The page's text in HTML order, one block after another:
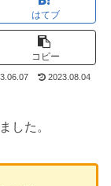
はてブ
コピー
2023.08.04
した。